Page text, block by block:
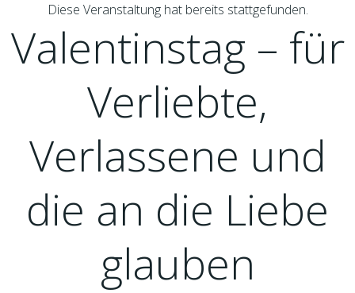
Diese Veranstaltung hat bereits stattgefunden.
Valentinstag – für
Verliebte,
Verlassene und
die an die Liebe
glauben